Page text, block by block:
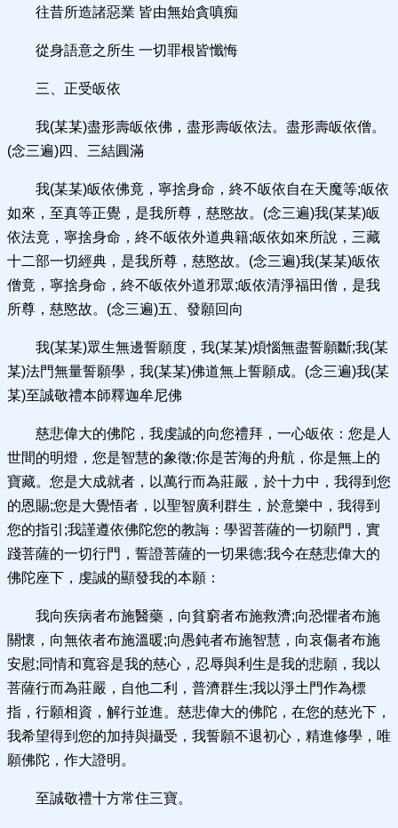
往昔所造諸惡業 皆由無始貪嗔痴
從身語意之所生 一切罪根皆懺悔
三、正受皈依
我(某某)盡形壽皈依佛，盡形壽皈依法。盡形壽皈依僧。
(念三遍)四、三結圓滿
我(某某)皈依佛竟，寧捨身命，終不皈依自在天魔等;皈依
如來，至真等正覺，是我所尊，慈愍故。(念三遍)我(某某)皈
依法竟，寧捨身命，終不皈依外道典籍;皈依如來所說，三藏
十二部一切經典，是我所尊，慈愍故。(念三遍)我(某某)皈依
僧竟，寧捨身命，終不皈依外道邪眾;皈依清淨福田僧，是我
所尊，慈愍故。(念三遍)五、發願回向
我(某某)眾生無邊誓願度，我(某某)煩惱無盡誓願斷;我(某
某)法門無量誓願學，我(某某)佛道無上誓願成。(念三遍)我(某
某)至誠敬禮本師釋迦牟尼佛
慈悲偉大的佛陀，我虔誠的向您禮拜，一心皈依：您是人
世間的明燈，您是智慧的象徵;你是苦海的舟航，你是無上的
寶藏。您是大成就者，以萬行而為莊嚴，於十力中，我得到您
的恩賜;您是大覺悟者，以聖智廣利群生，於意樂中，我得到
您的指引;我謹遵依佛陀您的教誨：學習菩薩的一切願門，實
踐菩薩的一切行門，誓證菩薩的一切果德;我今在慈悲偉大的
佛陀座下，虔誠的顯發我的本願：
我向疾病者布施醫藥，向貧窮者布施救濟;向恐懼者布施
關懷，向無依者布施溫暖;向愚鈍者布施智慧，向哀傷者布施
安慰;同情和寬容是我的慈心，忍辱與利生是我的悲願，我以
菩薩行而為莊嚴，自他二利，普濟群生;我以淨土門作為標
指，行願相資，解行並進。慈悲偉大的佛陀，在您的慈光下，
我希望得到您的加持與攝受，我誓願不退初心，精進修學，唯
願佛陀，作大證明。
至誠敬禮十方常住三寶。